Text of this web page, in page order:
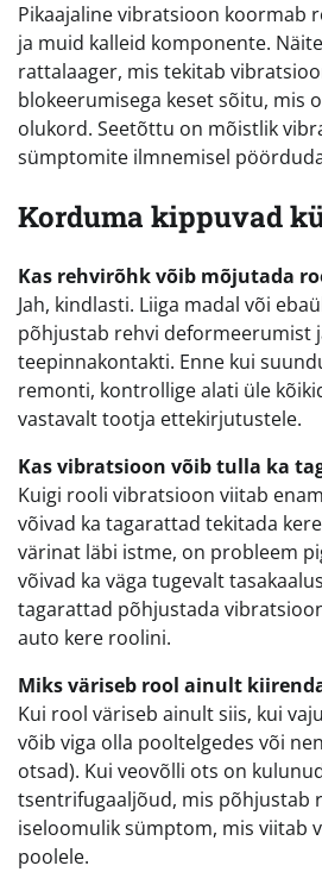
Pikaajaline vibratsioon koormab
ja muid kalleid komponente.
rattalaager, mis tekitab
blokeerumisega keset sõitu, mis
olukord. Seetõttu on mõistlik
sümptomite ilmnemisel
Korduma kippuvad
Kas rehvirõhk võib mõjutada
Jah, kindlasti. Liiga madal või
põhjustab rehvi deformeerumist
teepinnakontakti. Enne kui
remonti, kontrollige alati üle
vastavalt tootja ettekirjutustele.
Kas vibratsioon võib tulla ka
Kuigi rooli vibratsioon viitab
võivad ka tagarattad tekitada
värinat läbi istme, on probleem
võivad ka väga tugevalt
tagarattad põhjustada
auto kere roolini.
Miks väriseb rool ainult
Kui rool väriseb ainult siis, kui
võib viga olla pooltelgedes või
otsad). Kui veovõlli ots on
tsentrifugaaljõud, mis põhjustab
iseloomulik sümptom, mis viitab
poolele.